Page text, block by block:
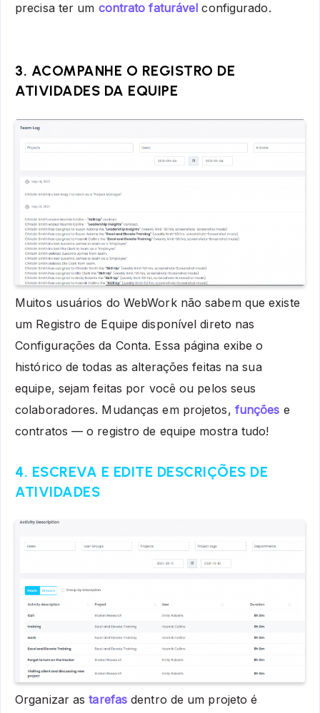
precisa ter um contrato faturável configurado.
3. ACOMPANHE O REGISTRO DE
ATIVIDADES DA EQUIPE
Muitos usuários do WebWork não sabem que existe
um Registro de Equipe disponível direto nas
Configurações da Conta. Essa página exibe o
histórico de todas as alterações feitas na sua
equipe, sejam feitas por você ou pelos seus
colaboradores. Mudanças em projetos, funções e
contratos — o registro de equipe mostra tudo!
4. ESCREVA E EDITE DESCRIÇÕES DE
ATIVIDADES
Organizar astarefas dentro de um projeto é